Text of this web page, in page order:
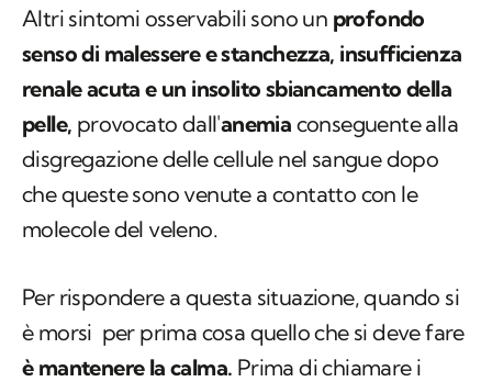
Altri sintomi osservabili sono un profondo
senso di malessere e stanchezza, insufficienza
renale acuta e un insolito sbiancamento della
pelle, provocato dall'anemia conseguente alla
disgregazione delle cellule nel sangue dopo
che queste sono venute a contatto con le
molecole del veleno.
Per rispondere a questa situazione, quando si
è morsi per prima cosa quello che si deve fare
è mantenere la calma. Prima di chiamare i